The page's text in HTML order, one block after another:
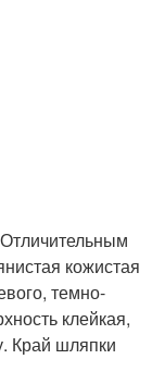
кожистая
темно-
клейкая,
Край шляпки